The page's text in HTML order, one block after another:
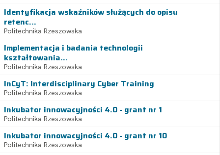
Identyfikacja wskaźników służących do opisu
retenc...
Politechnika Rzeszowska
Implementacja i badania technologii
kształtowania...
Politechnika Rzeszowska
InCyT: Interdisciplinary Cyber Training
Politechnika Rzeszowska
Inkubator innowacyjności 4.0 - grant nr 1
Politechnika Rzeszowska
Inkubator innowacyjności 4.0 - grant nr 10
Politechnika Rzeszowska